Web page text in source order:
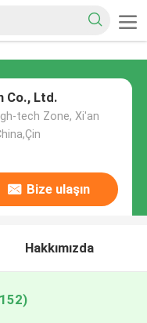
Co., Ltd.
tech Zone, Xi'an
Bize ulaşın
Hakkımızda